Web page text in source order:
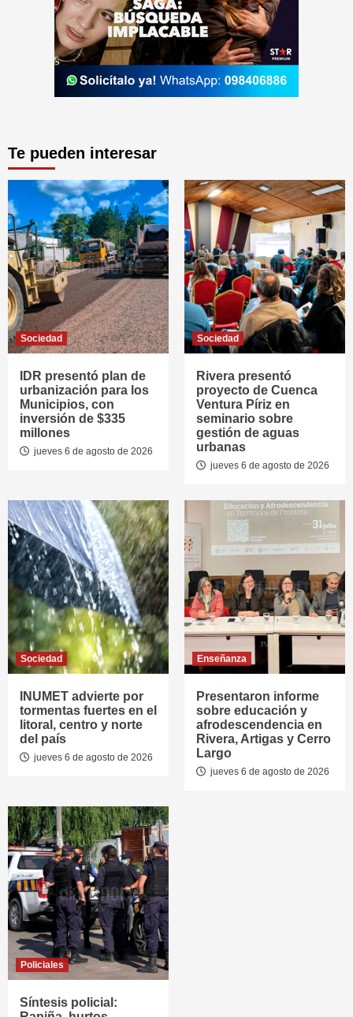
Te pueden interesar
Sociedad
IDR presentó plan de
urbanización para los
Municipios, con
inversión de $335
millones
jueves 6 de agosto de 2026
Sociedad
Rivera presentó
proyecto de Cuenca
Ventura Píriz en
seminario sobre
gestión de aguas
urbanas
jueves 6 de agosto de 2026
Sociedad
INUMET advierte por
tormentas fuertes en el
litoral, centro y norte
del país
jueves 6 de agosto de 2026
Enseñanza
Presentaron informe
sobre educación y
afrodescendencia en
Rivera, Artigas y Cerro
Largo
jueves 6 de agosto de 2026
Policiales
Síntesis policial: